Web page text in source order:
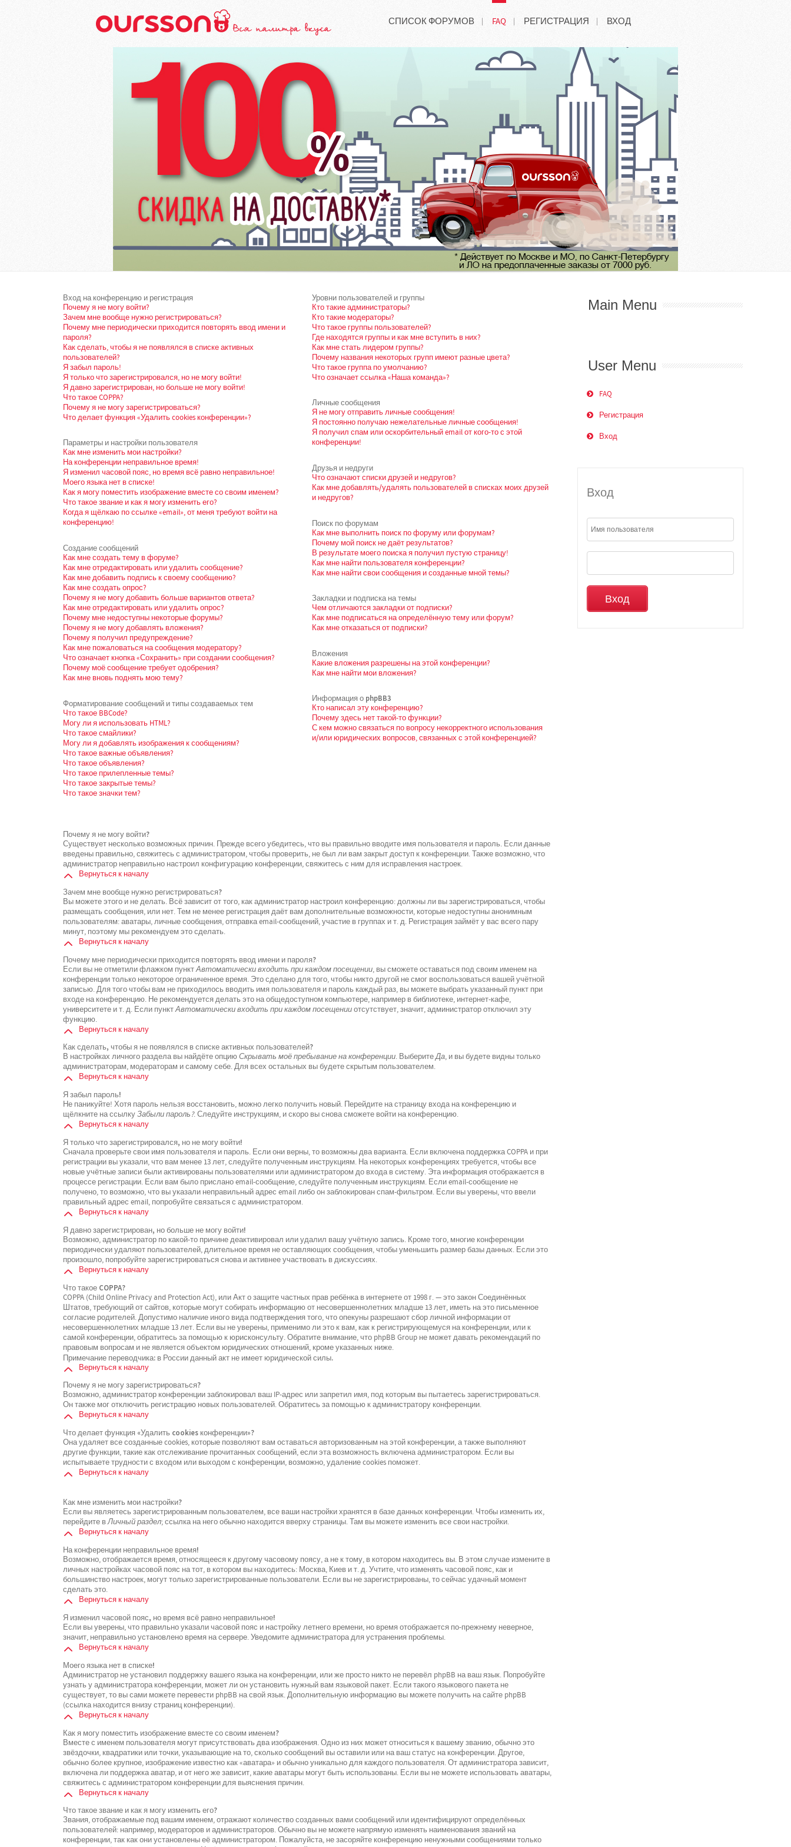
СПИСОК ФОРУМОВ FAQ РЕГИСТРАЦИЯ ВХОД
Вход на конференцию и регистрация
Почему я не могу войти?
Зачем мне вообще нужно регистрироваться?
Почему мне периодически приходится повторять ввод имени и
пароля?
Как сделать, чтобы я не появлялся в списке активных
пользователей?
Я забыл пароль!
Я только что зарегистрировался, но не могу войти!
Я давно зарегистрирован, но больше не могу войти!
Что такое COPPA?
Почему я не могу зарегистрироваться?
Что делает функция «Удалить cookies конференции»?
Параметры и настройки пользователя
Как мне изменить мои настройки?
На конференции неправильное время!
Я изменил часовой пояс, но время всё равно неправильное!
Моего языка нет в списке!
Как я могу поместить изображение вместе со своим именем?
Что такое звание и как я могу изменить его?
Когда я щёлкаю по ссылке «email», от меня требуют войти на
конференцию!
Создание сообщений
Как мне создать тему в форуме?
Как мне отредактировать или удалить сообщение?
Как мне добавить подпись к своему сообщению?
Как мне создать опрос?
Почему я не могу добавить больше вариантов ответа?
Как мне отредактировать или удалить опрос?
Почему мне недоступны некоторые форумы?
Почему я не могу добавлять вложения?
Почему я получил предупреждение?
Как мне пожаловаться на сообщения модератору?
Что означает кнопка «Сохранить» при создании сообщения?
Почему моё сообщение требует одобрения?
Как мне вновь поднять мою тему?
Форматирование сообщений и типы создаваемых тем
Что такое BBCode?
Могу ли я использовать HTML?
Что такое смайлики?
Могу ли я добавлять изображения к сообщениям?
Что такое важные объявления?
Что такое объявления?
Что такое прилепленные темы?
Что такое закрытые темы?
Что такое значки тем?
Уровни пользователей и группы
Кто такие администраторы?
Кто такие модераторы?
Что такое группы пользователей?
Где находятся группы и как мне вступить в них?
Как мне стать лидером группы?
Почему названия некоторых групп имеют разные цвета?
Что такое группа по умолчанию?
Что означает ссылка «Наша команда»?
Личные сообщения
Я не могу отправить личные сообщения!
Я постоянно получаю нежелательные личные сообщения!
Я получил спам или оскорбительный email от кого-то с этой
конференции!
Друзья и недруги
Что означают списки друзей и недругов?
Как мне добавлять/удалять пользователей в списках моих друзей
и недругов?
Поиск по форумам
Как мне выполнить поиск по форуму или форумам?
Почему мой поиск не даёт результатов?
В результате моего поиска я получил пустую страницу!
Как мне найти пользователя конференции?
Как мне найти свои сообщения и созданные мной темы?
Закладки и подписка на темы
Чем отличаются закладки от подписки?
Как мне подписаться на определённую тему или форум?
Как мне отказаться от подписки?
Вложения
Какие вложения разрешены на этой конференции?
Как мне найти мои вложения?
Информация о phpBB3
Кто написал эту конференцию?
Почему здесь нет такой-то функции?
С кем можно связаться по вопросу некорректного использования
и/или юридических вопросов, связанных с этой конференцией?
Почему я не могу войти?
Существует несколько возможных причин. Прежде всего убедитесь, что вы правильно вводите имя пользователя и пароль. Если данные
введены правильно, свяжитесь с администратором, чтобы проверить, не был ли вам закрыт доступ к конференции. Также возможно, что
администратор неправильно настроил конфигурацию конференции, свяжитесь с ним для исправления настроек.
Вернуться к началу
Зачем мне вообще нужно регистрироваться?
Вы можете этого и не делать. Всё зависит от того, как администратор настроил конференцию: должны ли вы зарегистрироваться, чтобы
размещать сообщения, или нет. Тем не менее регистрация даёт вам дополнительные возможности, которые недоступны анонимным
пользователям: аватары, личные сообщения, отправка email-сообщений, участие в группах и т. д. Регистрация займёт у вас всего пару
минут, поэтому мы рекомендуем это сделать.
Вернуться к началу
Почему мне периодически приходится повторять ввод имени и пароля?
Если вы не отметили флажком пунктАвтоматически входить при каждом посещении, вы сможете оставаться под своим именем на
конференции только некоторое ограниченное время. Это сделано для того, чтобы никто другой не смог воспользоваться вашей учётной
записью. Для того чтобы вам не приходилось вводить имя пользователя и пароль каждый раз, вы можете выбрать указанный пункт при
входе на конференцию. Не рекомендуется делать это на общедоступном компьютере, например в библиотеке, интернет-кафе,
университете и т. д. Если пунктАвтоматически входить при каждом посещенииотсутствует, значит, администратор отключил эту
функцию.
Вернуться к началу
Как сделать, чтобы я не появлялся в списке активных пользователей?
В настройках личного раздела вы найдёте опциюСкрывать моё пребывание на конференции. ВыберитеДа, и вы будете видны только
администраторам, модераторам и самому себе. Для всех остальных вы будете скрытым пользователем.
Вернуться к началу
Я забыл пароль!
Не паникуйте! Хотя пароль нельзя восстановить, можно легко получить новый. Перейдите на страницу входа на конференцию и
щёлкните на ссылкуЗабыли пароль?. Следуйте инструкциям, и скоро вы снова сможете войти на конференцию.
Вернуться к началу
Я только что зарегистрировался, но не могу войти!
Сначала проверьте свои имя пользователя и пароль. Если они верны, то возможны два варианта. Если включена поддержка COPPA и при
регистрации вы указали, что вам менее 13 лет, следуйте полученным инструкциям. На некоторых конференциях требуется, чтобы все
новые учётные записи были активированы пользователями или администратором до входа в систему. Эта информация отображается в
процессе регистрации. Если вам было прислано email-сообщение, следуйте полученным инструкциям. Если email-сообщение не
получено, то возможно, что вы указали неправильный адрес email либо он заблокирован спам-фильтром. Если вы уверены, что ввели
правильный адрес email, попробуйте связаться с администратором.
Вернуться к началу
Я давно зарегистрирован, но больше не могу войти!
Возможно, администратор по какой-то причине деактивировал или удалил вашу учётную запись. Кроме того, многие конференции
периодически удаляют пользователей, длительное время не оставляющих сообщения, чтобы уменьшить размер базы данных. Если это
произошло, попробуйте зарегистрироваться снова и активнее участвовать в дискуссиях.
Вернуться к началу
Что такое COPPA?
COPPA (Child Online Privacy and Protection Act), или Акт о защите частных прав ребёнка в интернете от 1998 г. — это закон Соединённых
Штатов, требующий от сайтов, которые могут собирать информацию от несовершеннолетних младше 13 лет, иметь на это письменное
согласие родителей. Допустимо наличие иного вида подтверждения того, что опекуны разрешают сбор личной информации от
несовершеннолетних младше 13 лет. Если вы не уверены, применимо ли это к вам, как к регистрирующемуся на конференции, или к
самой конференции, обратитесь за помощью к юрисконсульту. Обратите внимание, что phpBB Group не может давать рекомендаций по
правовым вопросам и не является объектом юридических отношений, кроме указанных ниже.
Примечание переводчика: в России данный акт не имеет юридической силы.
Вернуться к началу
Почему я не могу зарегистрироваться?
Возможно, администратор конференции заблокировал ваш IP-адрес или запретил имя, под которым вы пытаетесь зарегистрироваться.
Он также мог отключить регистрацию новых пользователей. Обратитесь за помощью к администратору конференции.
Вернуться к началу
Что делает функция «Удалить cookies конференции»?
Она удаляет все созданные cookies, которые позволяют вам оставаться авторизованным на этой конференции, а также выполняют
другие функции, такие как отслеживание прочитанных сообщений, если эта возможность включена администратором. Если вы
испытываете трудности с входом или выходом с конференции, возможно, удаление cookies поможет.
Вернуться к началу
Как мне изменить мои настройки?
Если вы являетесь зарегистрированным пользователем, все ваши настройки хранятся в базе данных конференции. Чтобы изменить их,
перейдите вЛичный раздел; ссылка на него обычно находится вверху страницы. Там вы можете изменить все свои настройки.
Вернуться к началу
На конференции неправильное время!
Возможно, отображается время, относящееся к другому часовому поясу, а не к тому, в котором находитесь вы. В этом случае измените в
личных настройках часовой пояс на тот, в котором вы находитесь: Москва, Киев и т. д. Учтите, что изменять часовой пояс, как и
большинство настроек, могут только зарегистрированные пользователи. Если вы не зарегистрированы, то сейчас удачный момент
сделать это.
Вернуться к началу
Я изменил часовой пояс, но время всё равно неправильное!
Если вы уверены, что правильно указали часовой пояс и настройку летнего времени, но время отображается по-прежнему неверное,
значит, неправильно установлено время на сервере. Уведомите администратора для устранения проблемы.
Вернуться к началу
Моего языка нет в списке!
Администратор не установил поддержку вашего языка на конференции, или же просто никто не перевёл phpBB на ваш язык. Попробуйте
узнать у администратора конференции, может ли он установить нужный вам языковой пакет. Если такого языкового пакета не
существует, то вы сами можете перевести phpBB на свой язык. Дополнительную информацию вы можете получить на сайте phpBB
(ссылка находится внизу страниц конференции).
Вернуться к началу
Как я могу поместить изображение вместе со своим именем?
Вместе с именем пользователя могут присутствовать два изображения. Одно из них может относиться к вашему званию, обычно это
звёздочки, квадратики или точки, указывающие на то, сколько сообщений вы оставили или на ваш статус на конференции. Другое,
обычно более крупное, изображение известно как «аватара» и обычно уникально для каждого пользователя. От администратора зависит,
включена ли поддержка аватар, и от него же зависит, какие аватары могут быть использованы. Если вы не можете использовать аватары,
свяжитесь с администратором конференции для выяснения причин.
Вернуться к началу
Что такое звание и как я могу изменить его?
Звания, отображаемые под вашим именем, отражают количество созданных вами сообщений или идентифицируют определённых
пользователей: например, модераторов и администраторов. Обычно вы не можете напрямую изменять наименования званий на
конференции, так как они установлены её администратором. Пожалуйста, не засоряйте конференцию ненужными сообщениями только
Main Menu
User Menu
FAQ
Регистрация
Вход
Вход